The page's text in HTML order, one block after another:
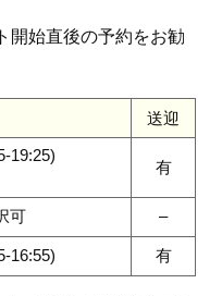
開始直後の予約をお勧
送迎
19:25)
有
可 –
16:55) 有